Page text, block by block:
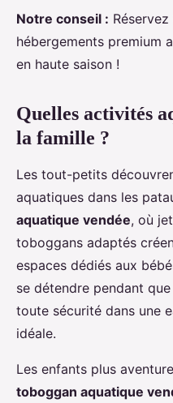
Notre conseil :
hébergements premium
en haute saison !
Quelles activités
la famille ?
Les tout-petits
aquatiques dans les
aquatique vendée, où
toboggans adaptés
espaces dédiés aux
se détendre pendant
toute sécurité dans une
idéale.
Les enfants plus
toboggan aquatique